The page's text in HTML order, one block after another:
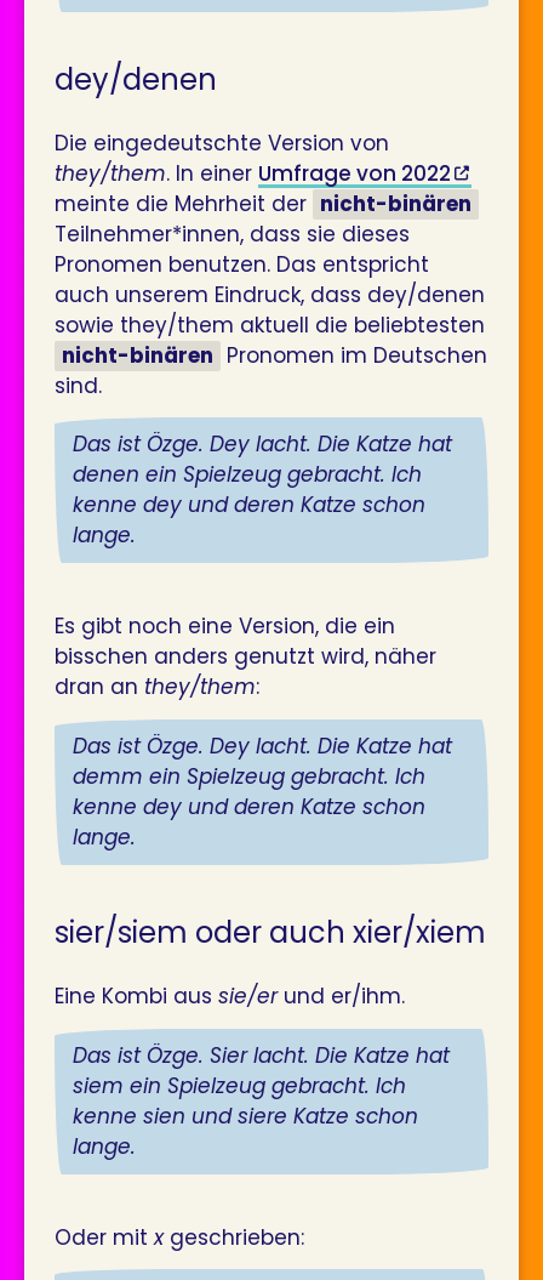
dey/denen
Die eingedeutschte Version von
they/them. In einer Umfrage von 2022
meinte die Mehrheit der nicht-binären
Teilnehmer*innen, dass sie dieses
Pronomen benutzen. Das entspricht
auch unserem Eindruck, dass dey/denen
sowie they/them aktuell die beliebtesten
nicht-binären Pronomen im Deutschen
sind.
Das ist Özge. Dey lacht. Die Katze hat
denen ein Spielzeug gebracht. Ich
kenne dey und deren Katze schon
lange.
Es gibt noch eine Version, die ein
bisschen anders genutzt wird, näher
dran an they/them:
Das ist Özge. Dey lacht. Die Katze hat
demm ein Spielzeug gebracht. Ich
kenne dey und deren Katze schon
lange.
sier/siem oder auch xier/xiem
Eine Kombi aus sie/erund er/ihm.
Das ist Özge. Sier lacht. Die Katze hat
siem ein Spielzeug gebracht. Ich
kenne sien und siere Katze schon
lange.
Oder mitxgeschrieben: